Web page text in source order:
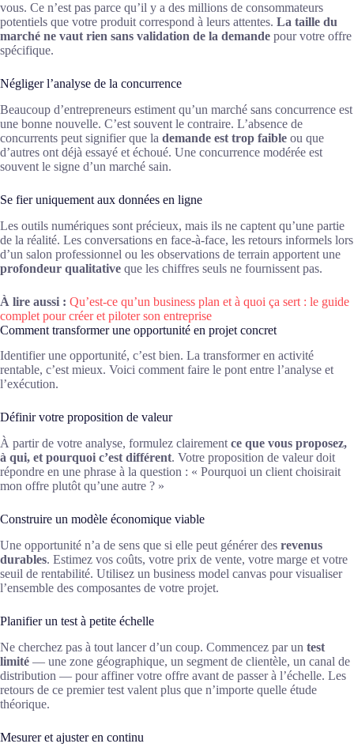
vous. Ce n’est pas parce qu’il y a des millions de consommateurs
potentiels que votre produit correspond à leurs attentes. La taille du
marché ne vaut rien sans validation de la demande pour votre offre
spécifique.
Négliger l’analyse de la concurrence
Beaucoup d’entrepreneurs estiment qu’un marché sans concurrence est
une bonne nouvelle. C’est souvent le contraire. L’absence de
concurrents peut signifier que la demande est trop faible ou que
d’autres ont déjà essayé et échoué. Une concurrence modérée est
souvent le signe d’un marché sain.
Se fier uniquement aux données en ligne
Les outils numériques sont précieux, mais ils ne captent qu’une partie
de la réalité. Les conversations en face-à-face, les retours informels lors
d’un salon professionnel ou les observations de terrain apportent une
profondeur qualitative que les chiffres seuls ne fournissent pas.
À lire aussi : Qu’est-ce qu’un business plan et à quoi ça sert : le guide
complet pour créer et piloter son entreprise
Comment transformer une opportunité en projet concret
Identifier une opportunité, c’est bien. La transformer en activité
rentable, c’est mieux. Voici comment faire le pont entre l’analyse et
l’exécution.
Définir votre proposition de valeur
À partir de votre analyse, formulez clairement ce que vous proposez,
à qui, et pourquoi c’est différent. Votre proposition de valeur doit
répondre en une phrase à la question : « Pourquoi un client choisirait
mon offre plutôt qu’une autre ? »
Construire un modèle économique viable
Une opportunité n’a de sens que si elle peut générer des revenus
durables. Estimez vos coûts, votre prix de vente, votre marge et votre
seuil de rentabilité. Utilisez un business model canvas pour visualiser
l’ensemble des composantes de votre projet.
Planifier un test à petite échelle
Ne cherchez pas à tout lancer d’un coup. Commencez par un test
limité — une zone géographique, un segment de clientèle, un canal de
distribution — pour affiner votre offre avant de passer à l’échelle. Les
retours de ce premier test valent plus que n’importe quelle étude
théorique.
Mesurer et ajuster en continu